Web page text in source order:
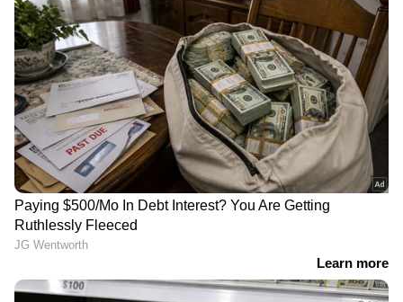
കൊടും വരള്‍ച്ചയും
പ്രളയവും ഒന്നിച്ച്; കരിച്ചു
കളയാനുള്ള കരുത്തുമായി
എല്‍നിനോ
വീണ്ടുമെത്തുന്നു!
തിടുക്കത്തില്‍ ചൂടുള്ള
ഭക്ഷണം കഴിച്ച് പിന്നാലെ
തണുത്ത വെള്ളവും
കുടിച്ചു, അന്നനാളത്തിൽ
വ്രണം!